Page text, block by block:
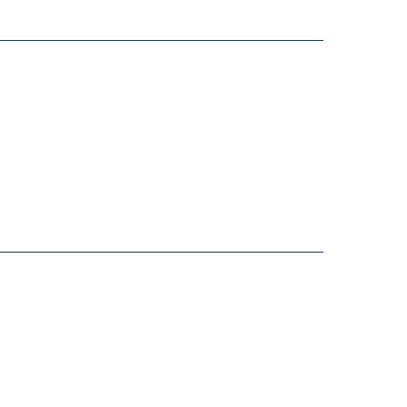
le site France Diplomatie en
volée ou perdue se verra refusé l'accès au
précise que pour entrer dans les pays
les compagnies aériennes ne la tolèrent jamais.
où cette dernière est considérée par les autorités